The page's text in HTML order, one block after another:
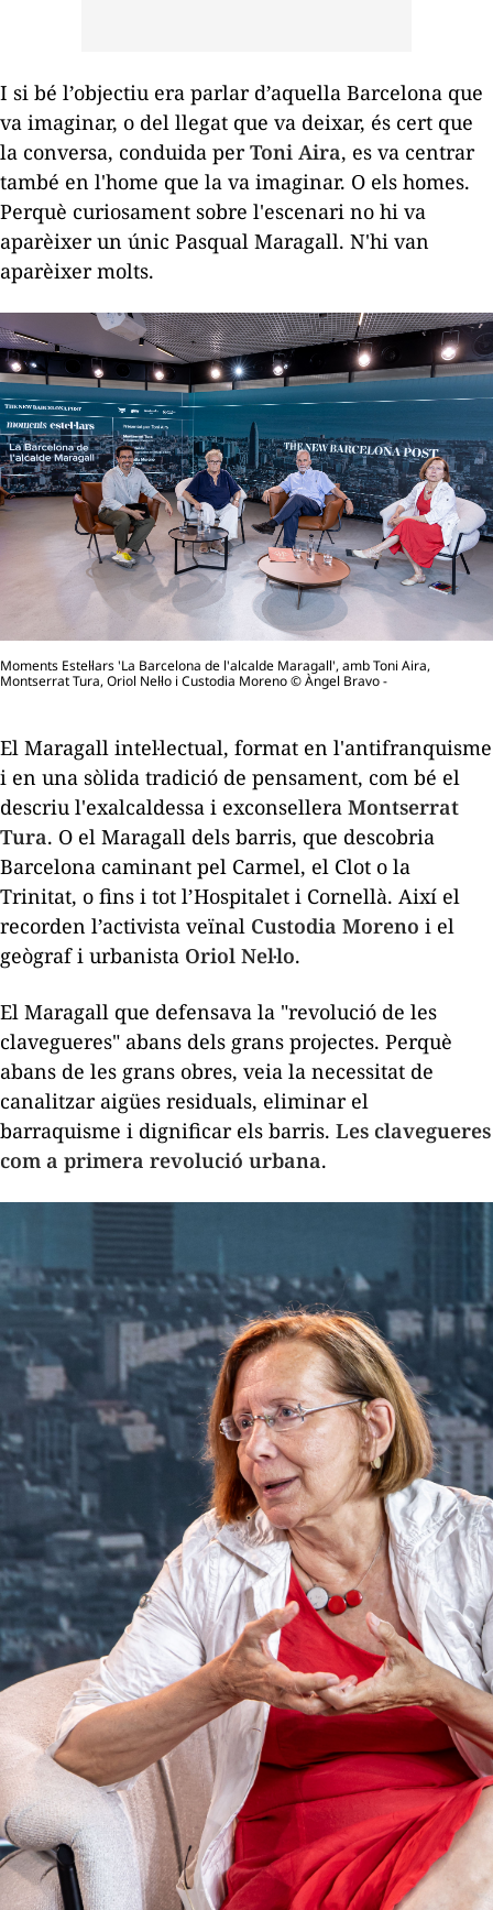
I si bé l’objectiu era parlar d’aquella Barcelona que
va imaginar, o del llegat que va deixar, és cert que
la conversa, conduida perToni Aira, es va centrar
també en l'home que la va imaginar. O els homes.
Perquè curiosament sobre l'escenari no hi va
aparèixer un únic Pasqual Maragall. N'hi van
aparèixer molts.
Moments Estel·lars 'La Barcelona de l'alcalde Maragall', amb Toni Aira,
Montserrat Tura, Oriol Nel·lo i Custodia Moreno © Àngel Bravo -
El Maragall intel·lectual, format en l'antifranquisme
i en una sòlida tradició de pensament, com bé el
descriu l'exalcaldessa i exconsellera Montserrat
Tura. O el Maragall dels barris, que descobria
Barcelona caminant pel Carmel, el Clot o la
Trinitat, o fins i tot l’Hospitalet i Cornellà. Així el
recorden l’activista veïnal Custodia Moreno i el
geògraf i urbanista Oriol Nel·lo.
El Maragall que defensava la "revolució de les
clavegueres" abans dels grans projectes. Perquè
abans de les grans obres, veia la necessitat de
canalitzar aigües residuals, eliminar el
barraquisme i dignificar els barris. Les clavegueres
com a primera revolució urbana.